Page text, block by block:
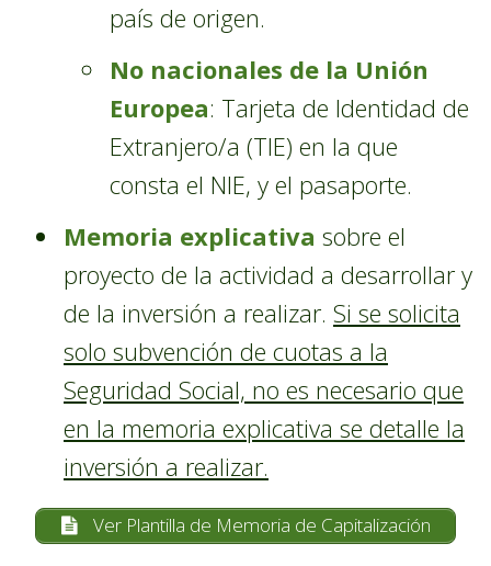
país de origen.
No nacionales de la Unión
Europea: Tarjeta de Identidad de
Extranjero/a (TIE) en la que
consta el NIE, y el pasaporte.
Memoria explicativa sobre el
proyecto de la actividad a desarrollar y
de la inversión a realizar. Si se solicita
solo subvención de cuotas a la
Seguridad Social, no es necesario que
en la memoria explicativa se detalle la
inversión a realizar.
Ver Plantilla de Memoria de Capitalización